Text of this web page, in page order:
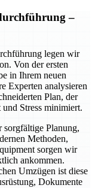
–
legen wir
Von der ersten
in Ihrem neuen
Experten analysieren
Plan, der
Stress minimiert.
Planung,
Methoden,
sorgen wir
ankommen.
Umzügen ist diese
Dokumente